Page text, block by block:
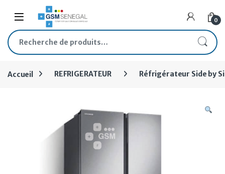
Skip to navigation
Skip to content
Open 0
Recherche pour :
Accueil REFRIGERATEUR Réfrigérateur Side by